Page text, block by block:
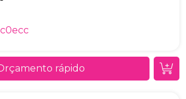
rápido